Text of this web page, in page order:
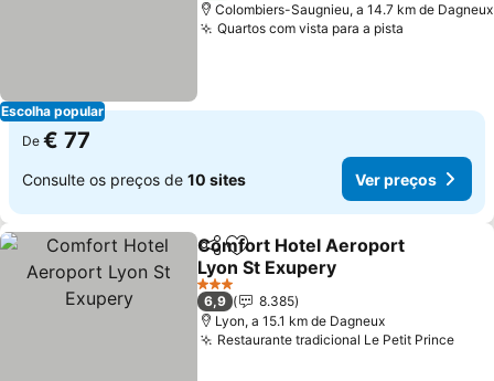
Escolha popular
Colombiers-Saugnieu, a 14.7 km de Dagneux
Quartos com vista para a pista
De € 77
Consulte os preços de 10 sites Ver preços
PartilharAdicionar aos favoritos
Comfort Hotel Aeroport
Lyon St Exupery
Ver preços
3 Estrelas
6,9
8.385
Lyon, a 15.1 km de Dagneux
Restaurante tradicional Le Petit PrinceVer